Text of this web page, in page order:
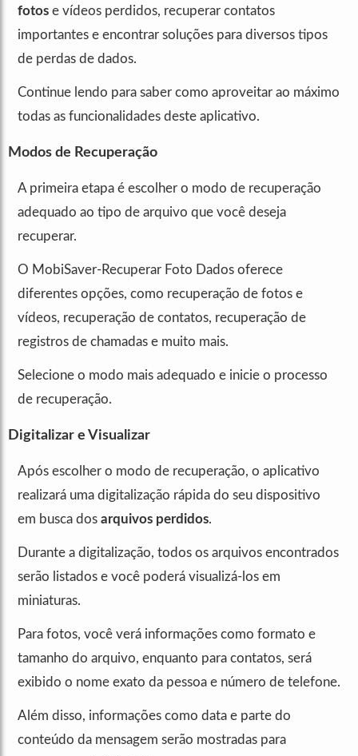
fotos e vídeos perdidos, recuperar contatos
importantes e encontrar soluções para diversos tipos
de perdas de dados.
Continue lendo para saber como aproveitar ao máximo
todas as funcionalidades deste aplicativo.
Modos de Recuperação
A primeira etapa é escolher o modo de recuperação
adequado ao tipo de arquivo que você deseja
recuperar.
O MobiSaver-Recuperar Foto Dados oferece
diferentes opções, como recuperação de fotos e
vídeos, recuperação de contatos, recuperação de
registros de chamadas e muito mais.
Selecione o modo mais adequado e inicie o processo
de recuperação.
Digitalizar e Visualizar
Após escolher o modo de recuperação, o aplicativo
realizará uma digitalização rápida do seu dispositivo
em busca dos arquivos perdidos.
Durante a digitalização, todos os arquivos encontrados
serão listados e você poderá visualizá-los em
miniaturas.
Para fotos, você verá informações como formato e
tamanho do arquivo, enquanto para contatos, será
exibido o nome exato da pessoa e número de telefone.
Além disso, informações como data e parte do
conteúdo da mensagem serão mostradas para